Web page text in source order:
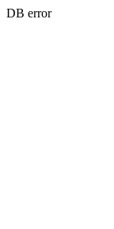
DB error